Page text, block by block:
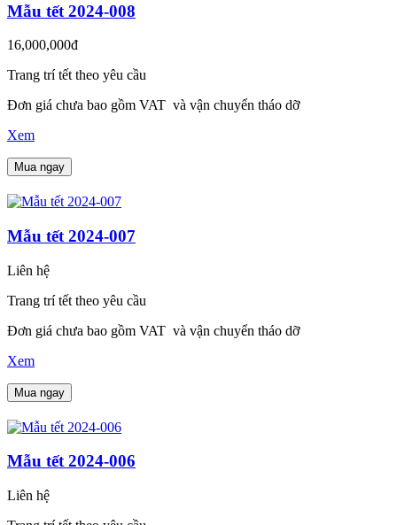
Mẫu tết 2024-008
16,000,000đ
Trang trí tết theo yêu cầu
Đơn giá chưa bao gồm VAT và vận chuyển tháo dỡ
Xem
Mua ngay
Mẫu tết 2024-007
Liên hệ
Trang trí tết theo yêu cầu
Đơn giá chưa bao gồm VAT và vận chuyển tháo dỡ
Xem
Mua ngay
Mẫu tết 2024-006
Liên hệ